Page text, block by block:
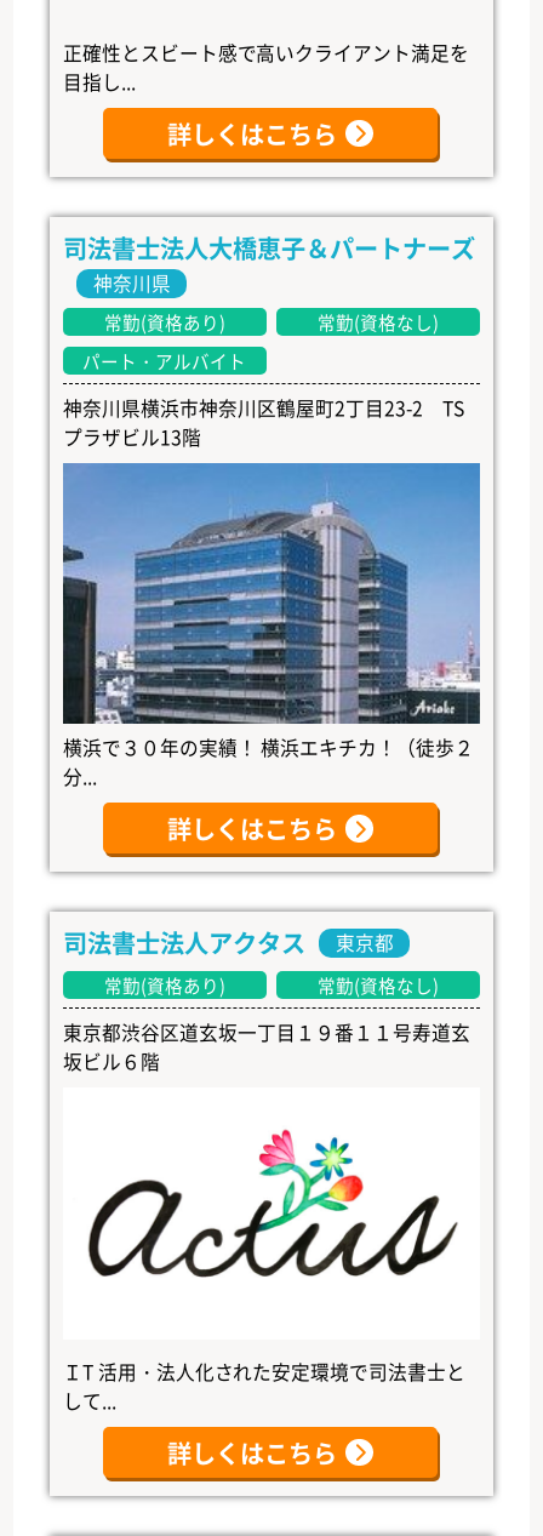
正確性とスビート感で高いクライアント満足を
目指し...
詳しくはこちら
司法書士法人大橋恵子＆パートナーズ
神奈川県
常勤(資格あり)
常勤(資格なし)
パート・アルバイト
神奈川県横浜市神奈川区鶴屋町2丁目23-2 TS
プラザビル13階
横浜で３０年の実績！ 横浜エキチカ！（徒歩２
分...
詳しくはこちら
司法書士法人アクタス 東京都
常勤(資格あり) 常勤(資格なし)
東京都渋谷区道玄坂一丁目１９番１１号寿道玄
坂ビル６階
ＩT 活用・法人化された安定環境で司法書士と
して...
詳しくはこちら